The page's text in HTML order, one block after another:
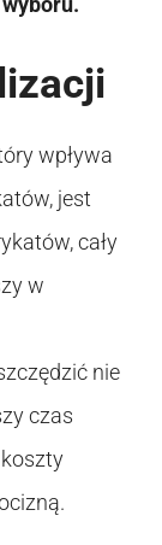
wpływa
jest
cały
w
nie
czas